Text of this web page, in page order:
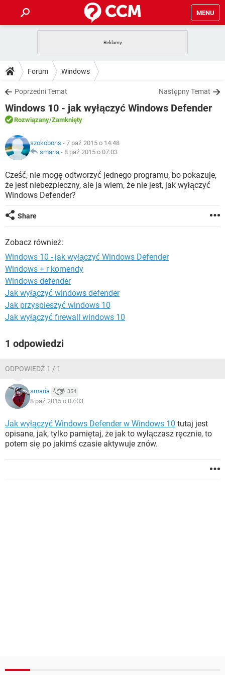
MENU
GRY
SPOTIFY
INSTAGRAM FACEBOOK
WINDOWS 10
PORADY
PlayStation
SPOTIFY
INSTAGRAM
WINDOWS 10
DO POBRANIA
ANDROID TIKTOK
GRY
IOS
INSTAGRAM
WINDOWS 10
FORUM
COVID-19
GRY
INSTAGRAM FACEBOOK
ARTYKUŁY
COVID-19
GRY WHATSAPP
SPOTIFY
INSTAGRAM
Forum Windows
Poprzedni Temat Następny Temat
Windows 10 - jak wyłączyć Windows Defender
Rozwiązany/Zamknięty
szokobons - 7 paź 2015 o 14:48
smaria - 8 paź 2015 o 07:03
Cześć, nie mogę odtworzyć jednego programu, bo pokazuje,
że jest niebezpieczny, ale ja wiem, że nie jest, jak wyłączyć
Windows Defender?
Share
Zobacz również:
Windows 10 - jak wyłączyć Windows Defender
Windows + r komendy
Windows defender
Jak wyłączyć windows defender
Jak przyspieszyć windows 10
Jak wyłączyć firewall windows 10
1 odpowiedzi
ODPOWIEDŹ 1 / 1
smaria 354
8 paź 2015 o 07:03
Jak wyłączyć Windows Defender w Windows 10 tutaj jest
opisane, jak, tylko pamiętaj, że jak to wyłączasz ręcznie, to
potem się po jakimś czasie aktywuje znów.